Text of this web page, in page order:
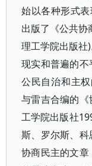
始以各种形式
出版了《公共
理工学院出版社
现实和普遍的
公民自治和主
与雷吉合编的
工学院出版社
斯、罗尔斯、
协商民主的文